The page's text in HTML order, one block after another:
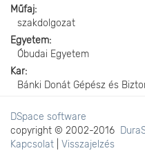
Műfaj
szakdolgozat
Egyetem
Óbudai Egyetem
Kar
Bánki Donát Gépész és
DSpace software
copyright © 2002-2016
Kapcsolat
Visszajelzés